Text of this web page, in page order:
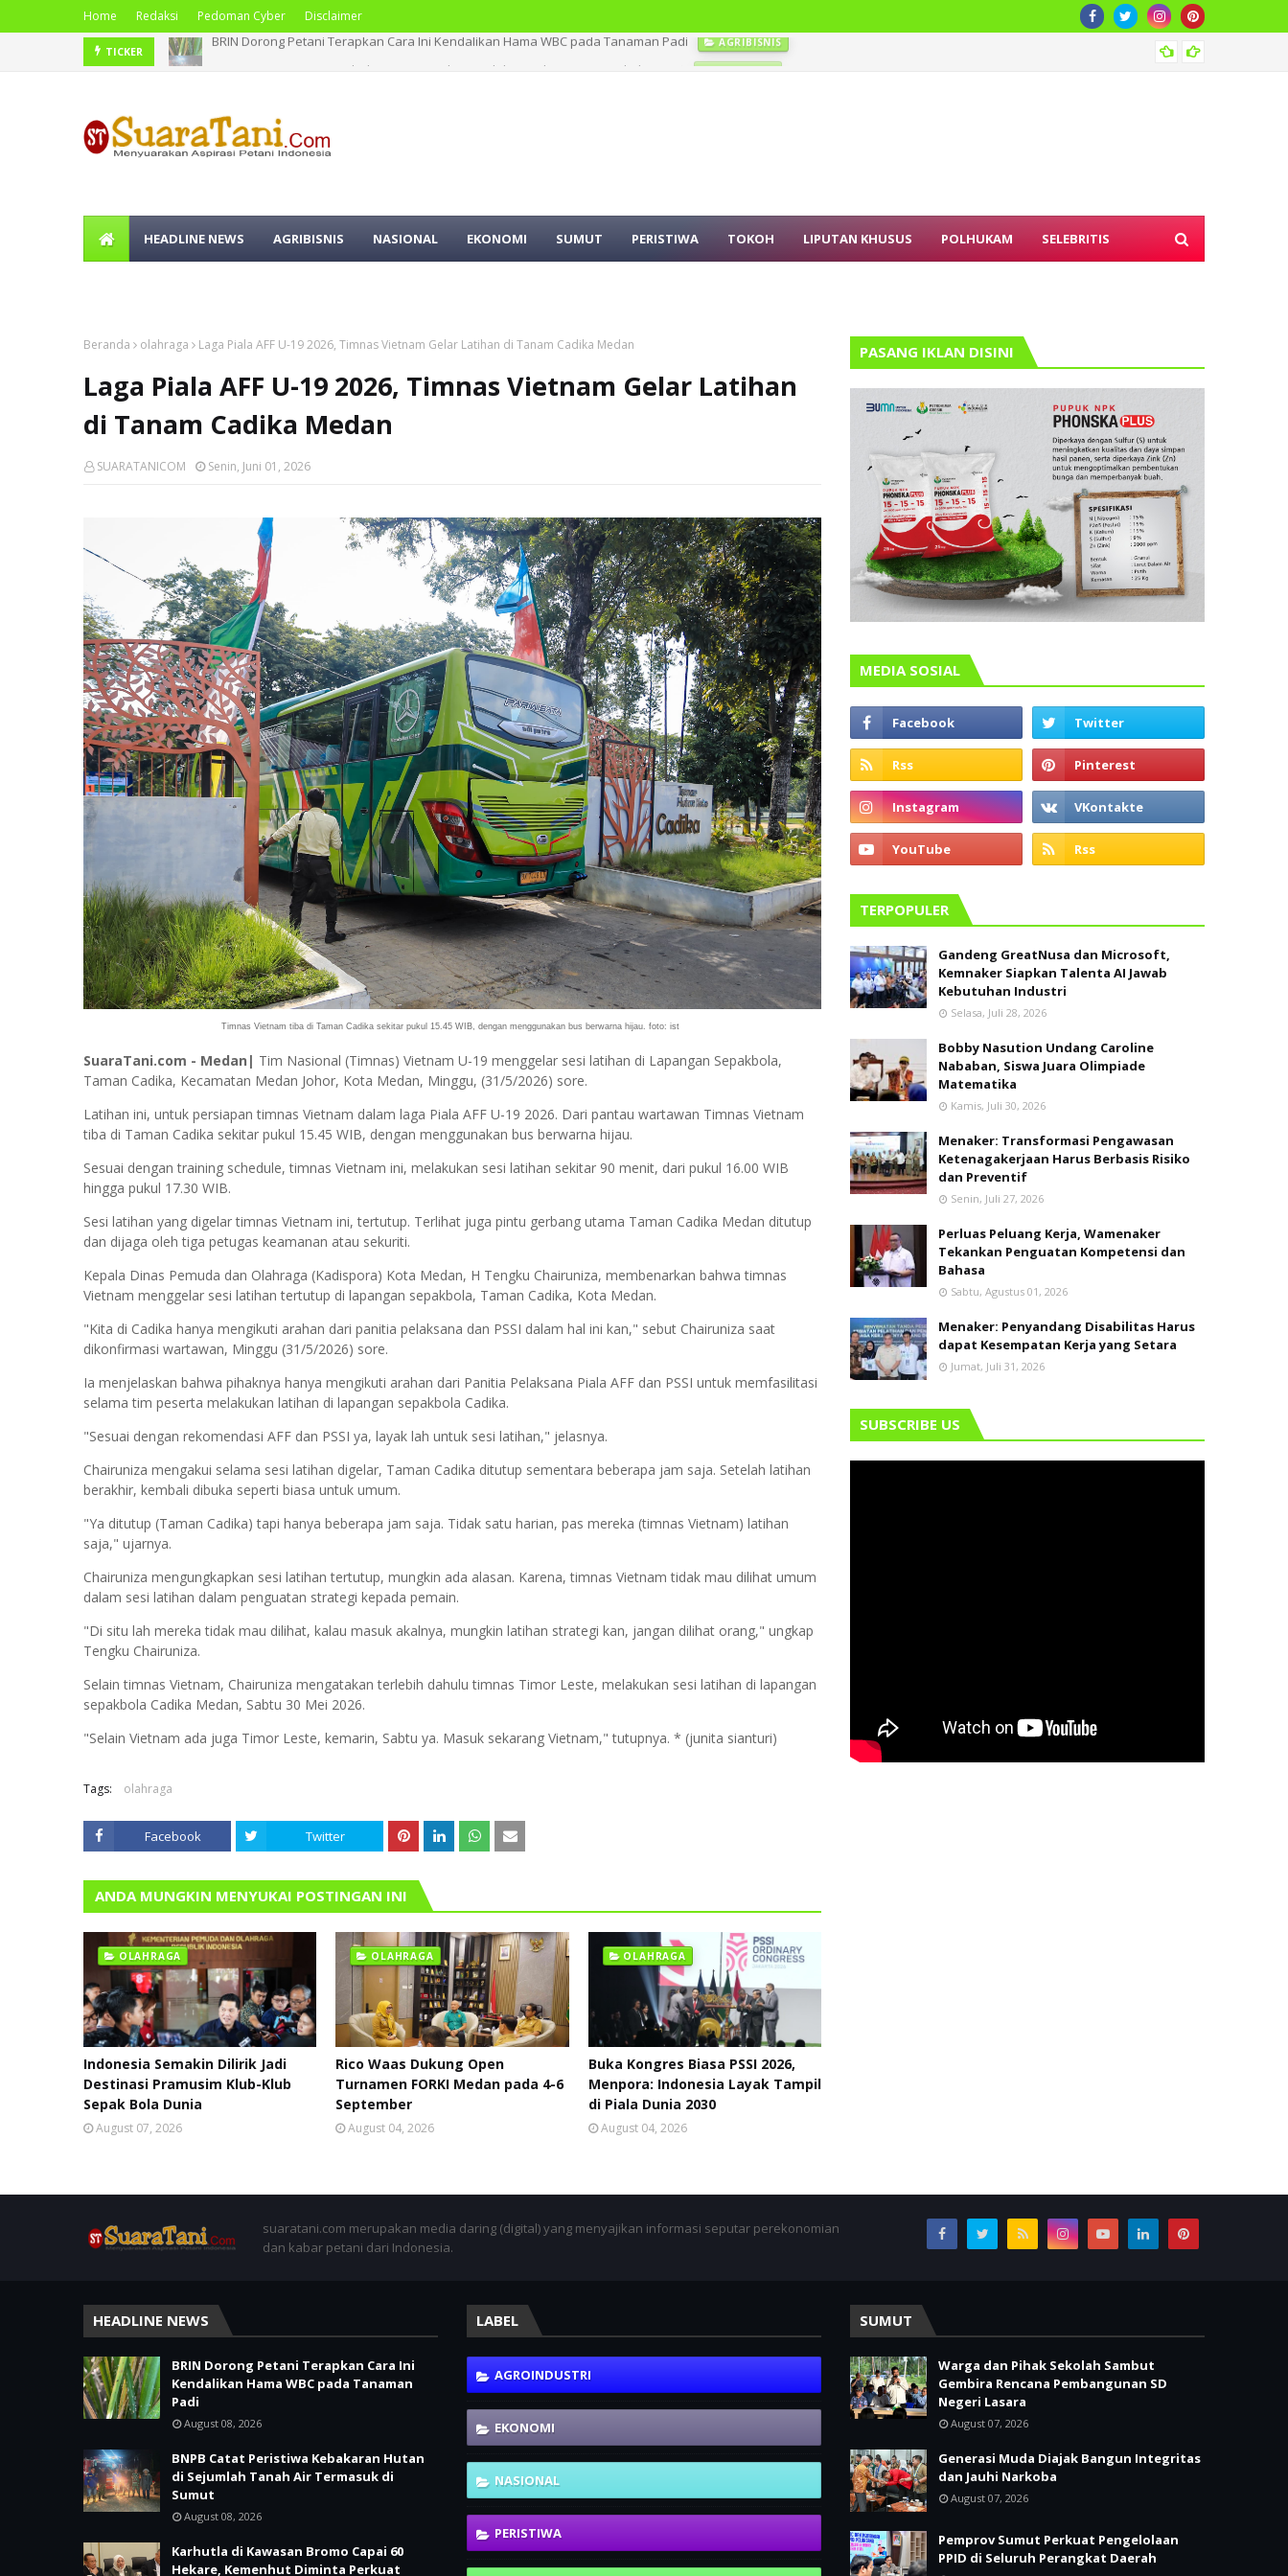
Home Redaksi Pedoman Cyber Disclaimer
TICKER BNPB Catat Peristiwa Kebakaran Hutan di Sejumlah Tanah Air Termasuk di Sumut PERISTIWA
HEADLINE NEWS AGRIBISNIS NASIONAL EKONOMI SUMUT PERISTIWA TOKOH LIPUTAN KHUSUS POLHUKAM SELEBRITIS
Beranda olahraga Laga Piala AFF U-19 2026, Timnas Vietnam Gelar Latihan di Tanam Cadika Medan
Laga Piala AFF U-19 2026, Timnas Vietnam Gelar Latihan
di Tanam Cadika Medan
SUARATANICOM Senin, Juni 01, 2026
Timnas Vietnam tiba di Taman Cadika sekitar pukul 15.45 WIB, dengan menggunakan bus berwarna hijau. foto: ist
SuaraTani.com - Medan| Tim Nasional (Timnas) Vietnam U-19 menggelar sesi latihan di Lapangan Sepakbola,
Taman Cadika, Kecamatan Medan Johor, Kota Medan, Minggu, (31/5/2026) sore.
Latihan ini, untuk persiapan timnas Vietnam dalam laga Piala AFF U-19 2026. Dari pantau wartawan Timnas Vietnam
tiba di Taman Cadika sekitar pukul 15.45 WIB, dengan menggunakan bus berwarna hijau.
Sesuai dengan training schedule, timnas Vietnam ini, melakukan sesi latihan sekitar 90 menit, dari pukul 16.00 WIB
hingga pukul 17.30 WIB.
Sesi latihan yang digelar timnas Vietnam ini, tertutup. Terlihat juga pintu gerbang utama Taman Cadika Medan ditutup
dan dijaga oleh tiga petugas keamanan atau sekuriti.
Kepala Dinas Pemuda dan Olahraga (Kadispora) Kota Medan, H Tengku Chairuniza, membenarkan bahwa timnas
Vietnam menggelar sesi latihan tertutup di lapangan sepakbola, Taman Cadika, Kota Medan.
"Kita di Cadika hanya mengikuti arahan dari panitia pelaksana dan PSSI dalam hal ini kan," sebut Chairuniza saat
dikonfirmasi wartawan, Minggu (31/5/2026) sore.
Ia menjelaskan bahwa pihaknya hanya mengikuti arahan dari Panitia Pelaksana Piala AFF dan PSSI untuk memfasilitasi
selama tim peserta melakukan latihan di lapangan sepakbola Cadika.
"Sesuai dengan rekomendasi AFF dan PSSI ya, layak lah untuk sesi latihan," jelasnya.
Chairuniza mengakui selama sesi latihan digelar, Taman Cadika ditutup sementara beberapa jam saja. Setelah latihan
berakhir, kembali dibuka seperti biasa untuk umum.
"Ya ditutup (Taman Cadika) tapi hanya beberapa jam saja. Tidak satu harian, pas mereka (timnas Vietnam) latihan
saja," ujarnya.
Chairuniza mengungkapkan sesi latihan tertutup, mungkin ada alasan. Karena, timnas Vietnam tidak mau dilihat umum
dalam sesi latihan dalam penguatan strategi kepada pemain.
"Di situ lah mereka tidak mau dilihat, kalau masuk akalnya, mungkin latihan strategi kan, jangan dilihat orang," ungkap
Tengku Chairuniza.
Selain timnas Vietnam, Chairuniza mengatakan terlebih dahulu timnas Timor Leste, melakukan sesi latihan di lapangan
sepakbola Cadika Medan, Sabtu 30 Mei 2026.
"Selain Vietnam ada juga Timor Leste, kemarin, Sabtu ya. Masuk sekarang Vietnam," tutupnya. * (junita sianturi)
Tags: olahraga
Facebook Twitter
ANDA MUNGKIN MENYUKAI POSTINGAN INI
OLAHRAGA
Indonesia Semakin Dilirik Jadi
Destinasi Pramusim Klub-Klub
Sepak Bola Dunia
August 07, 2026
OLAHRAGA
Rico Waas Dukung Open
Turnamen FORKI Medan pada 4-6
September
August 04, 2026
OLAHRAGA
Buka Kongres Biasa PSSI 2026,
Menpora: Indonesia Layak Tampil
di Piala Dunia 2030
August 04, 2026
PASANG IKLAN DISINI
MEDIA SOSIAL
TERPOPULER
Gandeng GreatNusa dan Microsoft,
Kemnaker Siapkan Talenta AI Jawab
Kebutuhan Industri
Selasa, Juli 28, 2026
Bobby Nasution Undang Caroline
Nababan, Siswa Juara Olimpiade
Matematika
Kamis, Juli 30, 2026
Menaker: Transformasi Pengawasan
Ketenagakerjaan Harus Berbasis Risiko
dan Preventif
Senin, Juli 27, 2026
Perluas Peluang Kerja, Wamenaker
Tekankan Penguatan Kompetensi dan
Bahasa
Sabtu, Agustus 01, 2026
Menaker: Penyandang Disabilitas Harus
dapat Kesempatan Kerja yang Setara
Jumat, Juli 31, 2026
SUBSCRIBE US
suaratani.com merupakan media daring (digital) yang menyajikan informasi seputar perekonomian
dan kabar petani dari Indonesia.
HEADLINE NEWS
BRIN Dorong Petani Terapkan Cara Ini
Kendalikan Hama WBC pada Tanaman
Padi
August 08, 2026
BNPB Catat Peristiwa Kebakaran Hutan
di Sejumlah Tanah Air Termasuk di
Sumut
August 08, 2026
Karhutla di Kawasan Bromo Capai 60
Hekare, Kemenhut Diminta Perkuat
LABEL
AGROINDUSTRI
EKONOMI
NASIONAL
PERISTIWA
SUMUT
Warga dan Pihak Sekolah Sambut
Gembira Rencana Pembangunan SD
Negeri Lasara
August 07, 2026
Generasi Muda Diajak Bangun Integritas
dan Jauhi Narkoba
August 07, 2026
Pemprov Sumut Perkuat Pengelolaan
PPID di Seluruh Perangkat Daerah